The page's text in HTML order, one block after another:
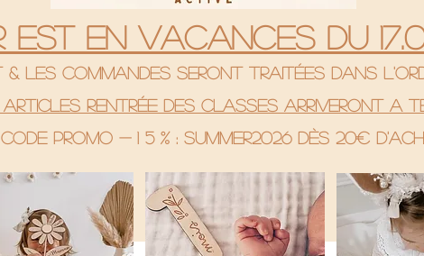
est en vacances du
les commandes seront traitées dans
articles rentrée des classes arriveront a
code promo - 1 5 % : SUMMER2026 Dès 20€